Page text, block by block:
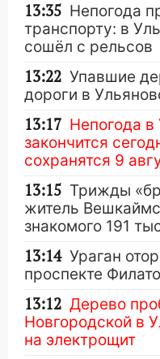
13:35 Непогода
транспорту: в
сошёл с рельсов
13:22 Упавшие
дороги в
13:17 Непогода в
закончится
сохранятся 9
13:15 Трижды
житель
знакомого 191
13:14 Ураган
проспекте
13:12 Дерево
Новгородской в
на электрощит